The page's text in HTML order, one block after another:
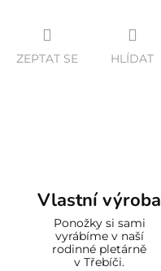
ZEPTAT SE HLÍDAT
Vlastní výroba
Ponožky si sami
vyrábíme v naší
rodinné pletárně
v Třebíči.